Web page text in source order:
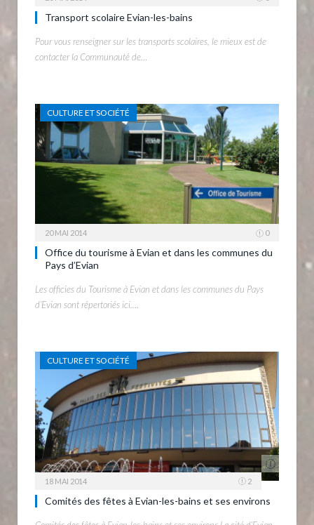
Transport scolaire Evian-les-bains
Pour vous renseigner sur les transports scolaires, le mieux est de
contacter la Communauté de…
CULTURE ET SOCIÉTÉ
20 MAI 2014 0
Office du tourisme à Evian et dans les communes du
Pays d’Evian
Les officies du Tourisme à Evian et dans les communes du Pays
d’Evian sont répertoriés ici.…
CULTURE ET SOCIÉTÉ
18 MAI 2014 2
Comités des fêtes à Evian-les-bains et ses environs